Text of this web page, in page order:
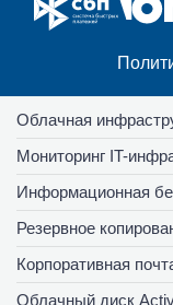
Облачная
Мониторинг IT-
Информационная
Резервное
Корпоративная
Облачный диск